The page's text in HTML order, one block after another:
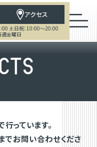
アクセス
土日祝：10:00～20:00
週金曜日
TS
っています。
でお問い合わせくださ